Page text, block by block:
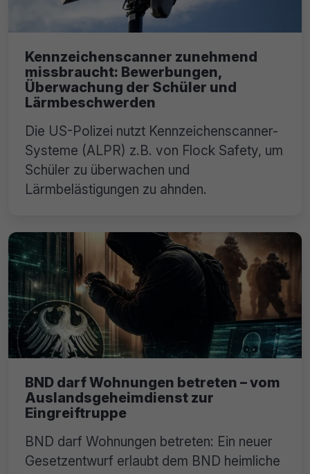
Kennzeichenscanner zunehmend
missbraucht: Bewerbungen,
Überwachung der Schüler und
Lärmbeschwerden
Die US-Polizei nutzt Kennzeichenscanner-
Systeme (ALPR) z.B. von Flock Safety, um
Schüler zu überwachen und
Lärmbelästigungen zu ahnden.
BND darf Wohnungen betreten – vom
Auslandsgeheimdienst zur
Eingreiftruppe
BND darf Wohnungen betreten: Ein neuer
Gesetzentwurf erlaubt dem BND heimliche